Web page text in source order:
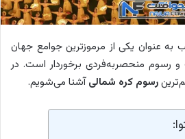
عنوان یکی از مرموزترین جوامع جهان
رسوم منحصربه‌فردی برخوردار است. در
رسوم کره شمالیآشنا می‌شویم.